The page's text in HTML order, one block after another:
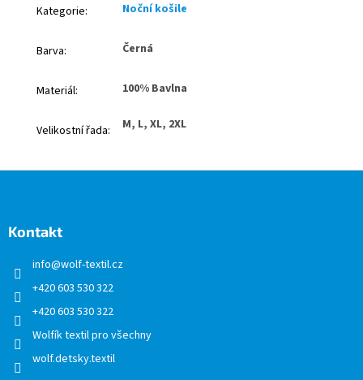
Kategorie: Noční košile
Barva: Černá
Materiál: 100% Bavlna
Velikostní řada: M, L, XL, 2XL
Kontakt
info@wolf-textil.cz
+420 603 530 322
+420 603 530 322
Wolfík textil pro všechny
wolf.detsky.textil